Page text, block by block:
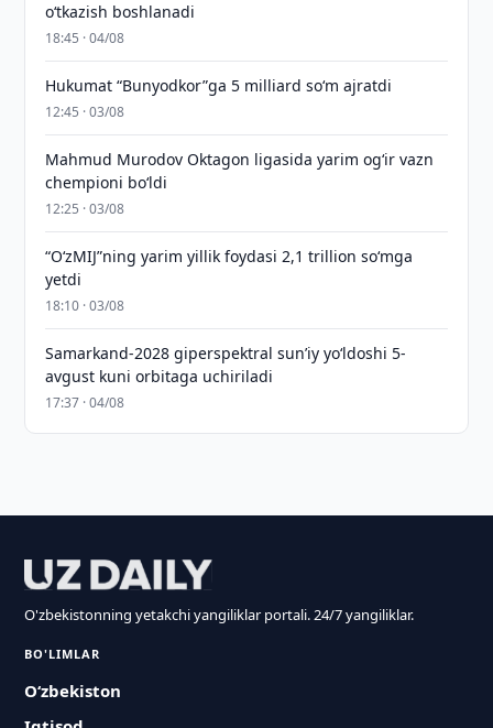
o‘tkazish boshlanadi
18:45 · 04/08
Hukumat “Bunyodkor”ga 5 milliard so‘m ajratdi
12:45 · 03/08
Mahmud Murodov Oktagon ligasida yarim og‘ir vazn
chempioni bo‘ldi
12:25 · 03/08
“O‘zMIJ”ning yarim yillik foydasi 2,1 trillion so‘mga
yetdi
18:10 · 03/08
Samarkand-2028 giperspektral sun’iy yo‘ldoshi 5-
avgust kuni orbitaga uchiriladi
17:37 · 04/08
O'zbekistonning yetakchi yangiliklar portali. 24/7 yangiliklar.
BO'LIMLAR
O‘zbekiston